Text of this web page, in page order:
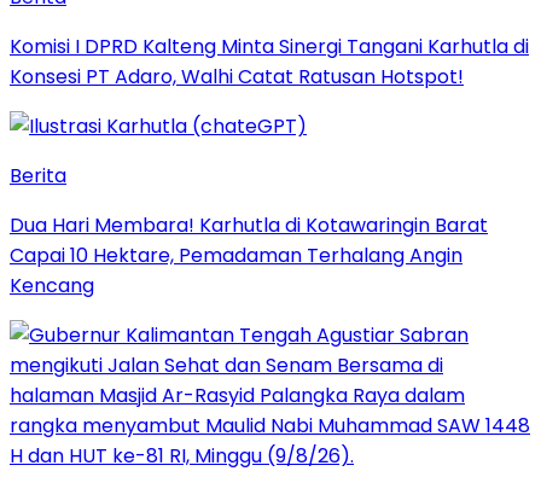
Komisi I DPRD Kalteng Minta Sinergi Tangani Karhutla di
Konsesi PT Adaro, Walhi Catat Ratusan Hotspot!
Berita
Dua Hari Membara! Karhutla di Kotawaringin Barat
Capai 10 Hektare, Pemadaman Terhalang Angin
Kencang